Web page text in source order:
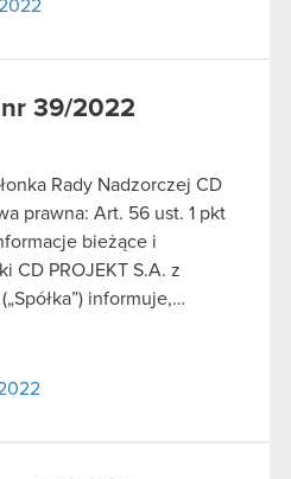
39/2022
Rady Nadzorczej CD
prawna: Art. 56 ust. 1 pkt
bieżące i
CD PROJEKT S.A. z
informuje,…